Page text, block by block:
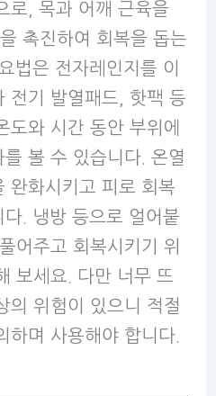
로, 목과 어깨 근육을
촉진하여 회복을 돕는
법은 전자레인지를 이
전기 발열패드, 핫팩 등
도와 시간 동안 부위에
볼 수 있습니다. 온열
완화시키고 피로 회복
. 냉방 등으로 얼어붙
어주고 회복시키기 위
보세요. 다만 너무 뜨
의 위험이 있으니 적절
하며 사용해야 합니다.